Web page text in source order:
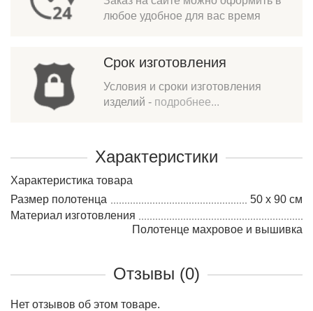
любое удобное для вас время
Срок изготовления
Условия и сроки изготовления
изделий - подробнее...
Характеристики
Характеристика товара
Размер полотенца
50 х 90 см
Материал изготовления
Полотенце махровое и вышивка
Отзывы (0)
Нет отзывов об этом товаре.